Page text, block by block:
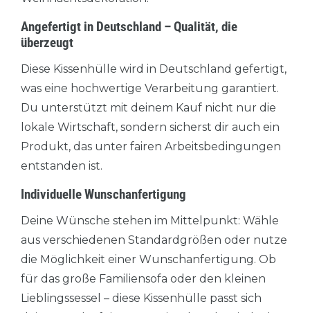
Angefertigt in Deutschland – Qualität, die
überzeugt
Diese Kissenhülle wird in Deutschland gefertigt,
was eine hochwertige Verarbeitung garantiert.
Du unterstützt mit deinem Kauf nicht nur die
lokale Wirtschaft, sondern sicherst dir auch ein
Produkt, das unter fairen Arbeitsbedingungen
entstanden ist.
Individuelle Wunschanfertigung
Deine Wünsche stehen im Mittelpunkt: Wähle
aus verschiedenen Standardgrößen oder nutze
die Möglichkeit einer Wunschanfertigung. Ob
für das große Familiensofa oder den kleinen
Lieblingssessel – diese Kissenhülle passt sich